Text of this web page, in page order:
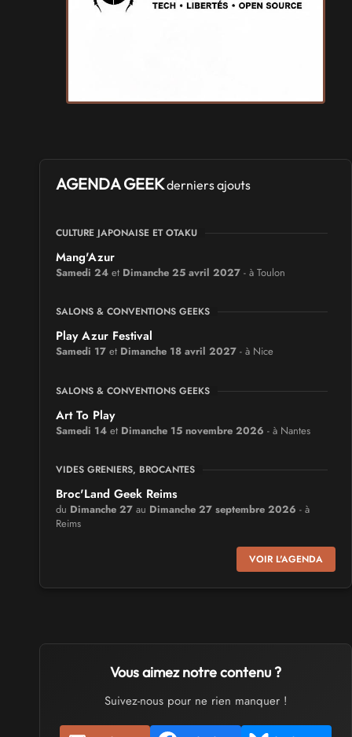
AGENDA GEEKderniers ajouts
CULTURE JAPONAISE ET OTAKU
Mang'Azur
Samedi 24 et Dimanche 25 avril 2027 - à Toulon
SALONS & CONVENTIONS GEEKS
Play Azur Festival
Samedi 17 et Dimanche 18 avril 2027 - à Nice
SALONS & CONVENTIONS GEEKS
Art To Play
Samedi 14 et Dimanche 15 novembre 2026 - à Nantes
VIDES GRENIERS, BROCANTES
Broc'Land Geek Reims
du Dimanche 27 au Dimanche 27 septembre 2026 - à
Reims
MangAnime
Arcadia GeekFest
Samedi 17etDimanche 18 octobre 2026- à Arques
VOIR L'AGENDA
Vous aimez notre contenu ?
Suivez-nous pour ne rien manquer !